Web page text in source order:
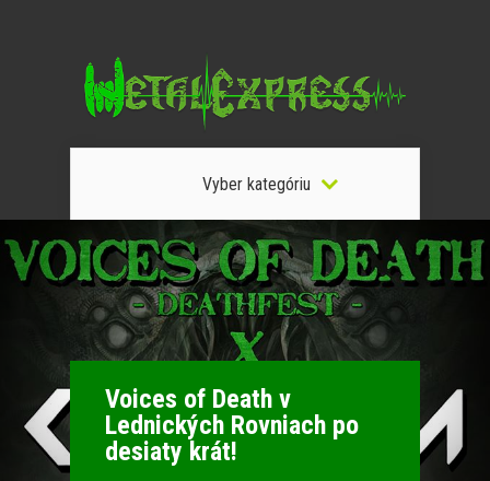
Vyber kategóriu
Voices of Death v
Lednických Rovniach po
desiaty krát!